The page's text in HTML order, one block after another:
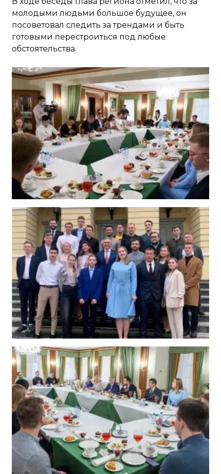
молодыми людьми большое будущее, он
посоветовал следить за трендами и быть
готовыми перестроиться под любые
обстоятельства.